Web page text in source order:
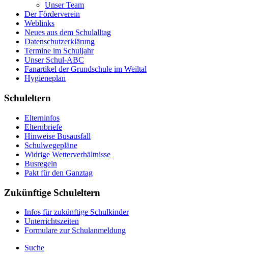
Unser Team
Der Förderverein
Weblinks
Neues aus dem Schulalltag
Datenschutzerklärung
Termine im Schuljahr
Unser Schul-ABC
Fanartikel der Grundschule im Weiltal
Hygieneplan
Schuleltern
Elterninfos
Elternbriefe
Hinweise Busausfall
Schulwegepläne
Widrige Wetterverhältnisse
Busregeln
Pakt für den Ganztag
Zukünftige Schuleltern
Infos für zukünftige Schulkinder
Unterrichtszeiten
Formulare zur Schulanmeldung
Suche